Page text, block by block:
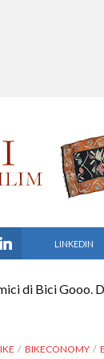
LINKEDIN
di Bici Gooo.
BIKECONOMY